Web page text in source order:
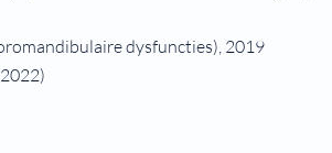
dysfuncties), 2019